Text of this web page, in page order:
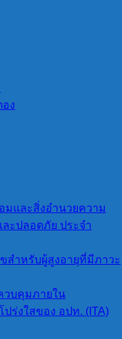
ง
มและสิ่งอำนวยความ
ะปลอดภัย ประจำ
สำหรับผู้สูงอายุที่มีภาวะ
วบคุมภายใน
ร่งใสของ อปท. (ITA)